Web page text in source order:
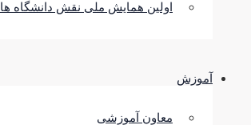
اولین همایش ملی نقش دانشگاه ها
آموزش
معاون آموزشی